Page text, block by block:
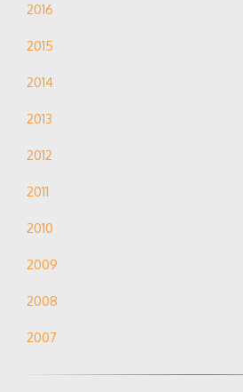
2016
2015
2014
2013
2012
2011
2010
2009
2008
2007